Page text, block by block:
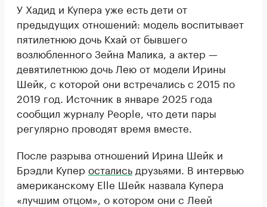
У Хадид и Купера уже есть дети от
предыдущих отношений: модель воспитывает
пятилетнюю дочь Кхай от бывшего
возлюбленного Зейна Малика, а актер —
девятилетнюю дочь Лею от модели Ирины
Шейк, с которой они встречались с 2015 по
2019 год. Источник в январе 2025 года
сообщил журналу People, что дети пары
регулярно проводят время вместе.
После разрыва отношений Ирина Шейк и
Брэдли Купер остались друзьями. В интервью
американскому Elle Шейк назвала Купера
«лучшим отцом», о котором они с Леей